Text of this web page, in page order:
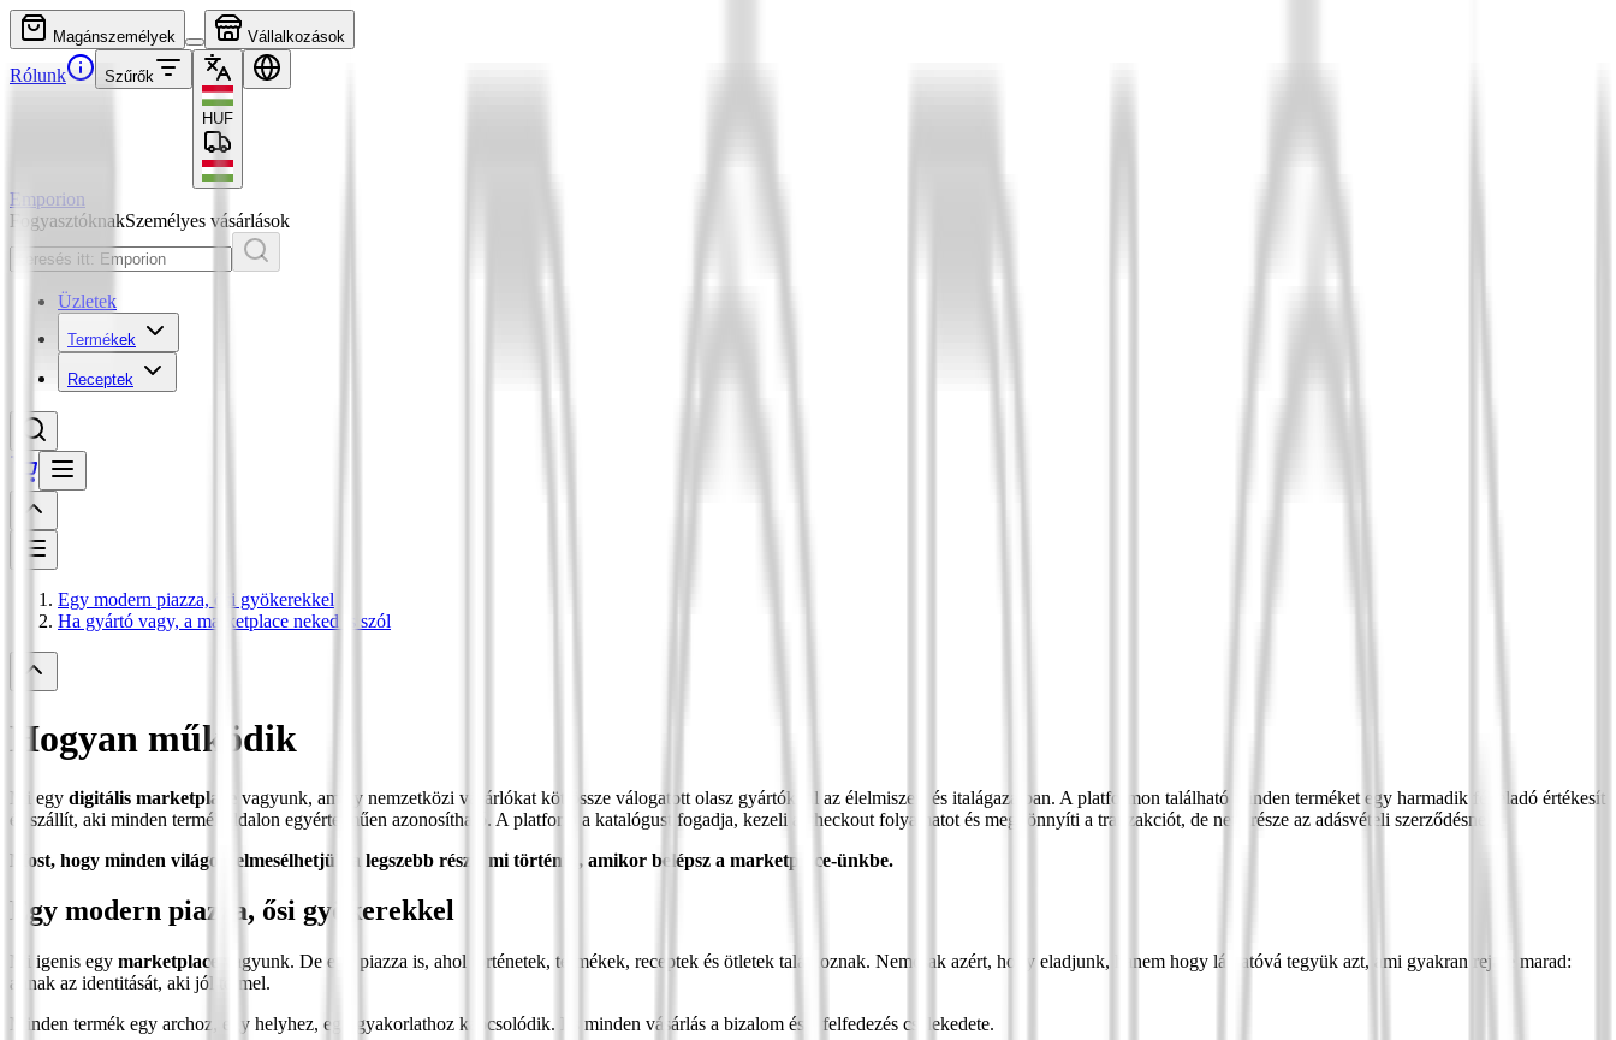
Magánszemélyek Vállalkozások
Rólunk Szűrők
HUF
Emporion
FogyasztóknakSzemélyes vásárlások
Üzletek
Termékek
Receptek
Egy modern piazza, ősi gyökerekkel
Ha gyártó vagy, a marketplace neked is szól
Hogyan működik
Mi egy digitális marketplace
vagyunk, amely nemzetközi vásárlókat köt össze válogatott olasz gyártókkal az élelmiszer- és italágazatban. A platformon található minden terméket egy harmadik fél eladó értékesít
és szállít, aki minden termékoldalon egyértelműen azonosítható. A platform a katalógust fogadja, kezeli a checkout folyamatot és megkönnyíti a tranzakciót, de nem része az adásvételi szerződésnek.
Most, hogy minden világos, elmesélhetjük a legszebb részt: mi történik, amikor belépsz a marketplace-ünkbe.
Egy modern piazza, ősi gyökerekkel
Mi igenis egy marketplace
vagyunk. De egy piazza is, ahol történetek, termékek, receptek és ötletek találkoznak. Nemcsak azért, hogy eladjunk, hanem hogy láthatóvá tegyük azt, ami gyakran rejtve marad:
annak az identitását, aki jól termel.
Minden termék egy archoz, egy helyhez, egy gyakorlathoz kapcsolódik. És minden vásárlás a bizalom és a felfedezés cselekedete.